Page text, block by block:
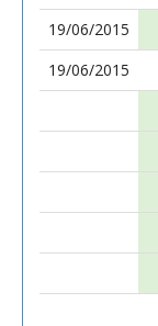
19/06/2015
19/06/2015